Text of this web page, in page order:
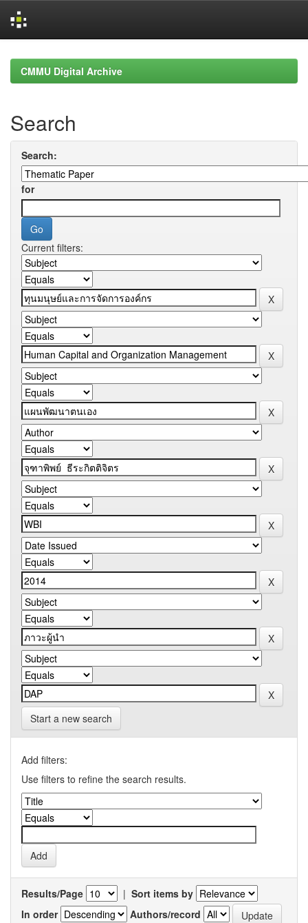
navigationCMMU Digital Archive
Search
Search:
for
Current filters:
Start a new search
Add filters:
Use filters to refine the search results.
Results/Page | Sort items by
In order
Authors/record